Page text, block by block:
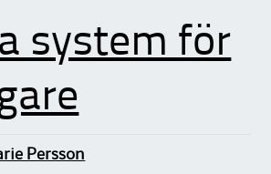
system för
Persson